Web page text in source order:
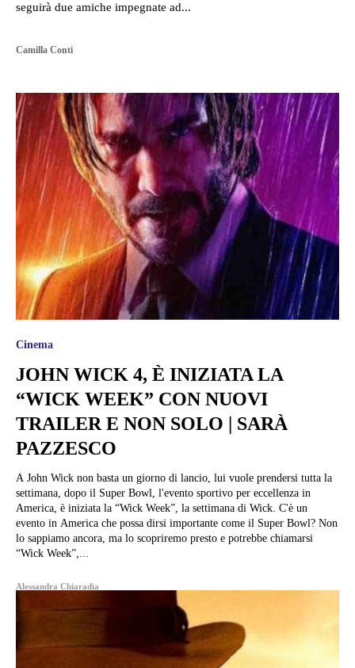
seguirà due amiche impegnate ad...
Camilla Conti
Cinema
JOHN WICK 4, È INIZIATA LA
“WICK WEEK” CON NUOVI
TRAILER E NON SOLO | SARÀ
PAZZESCO
A John Wick non basta un giorno di lancio, lui vuole prendersi tutta la
settimana, dopo il Super Bowl, l'evento sportivo per eccellenza in
America, è iniziata la “Wick Week”, la settimana di Wick. C'è un
evento in America che possa dirsi importante come il Super Bowl? Non
lo sappiamo ancora, ma lo scopriremo presto e potrebbe chiamarsi
“Wick Week”,...
Alessandra Chiaradia